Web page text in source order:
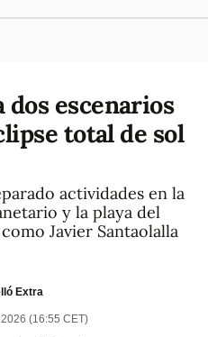
escenarios
total de sol
actividades en la
y la playa del
Javier Santaolalla
Extra
(16:55 CET)